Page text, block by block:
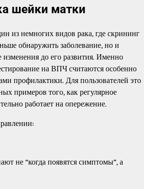
шейки матки
из немногих видов рака, где скрининг
обнаружить заболевание, но и
изменения до его развития. Именно
на ВПЧ считаются особенно
профилактики. Для пользователей это
примеров того, как регулярное
работает на опережение.
не “когда появятся симптомы”, а